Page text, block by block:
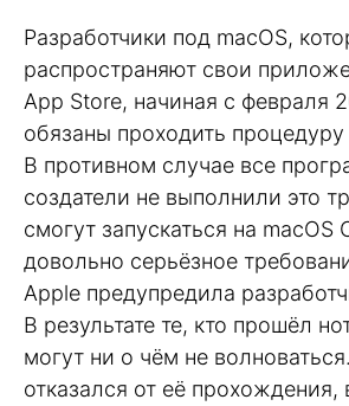
Разработчики под macOS,
распространяют свои
App Store, начиная с февраля
обязаны проходить процедуру
В противном случае все
создатели не выполнили это
смогут запускаться на macOS
довольно серьёзное
Apple предупредила
В результате те, кто прошёл
могут ни о чём не
отказался от её прохождения,